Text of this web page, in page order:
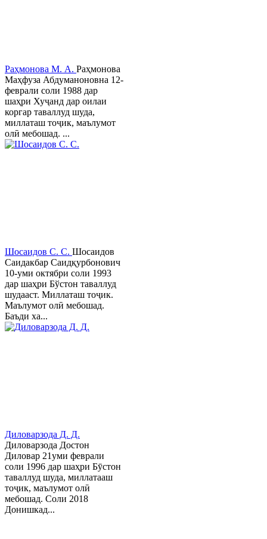
Раҳмонова М. А. Раҳмонова
Маҳфуза Абдуманоновна 12-
феврали соли 1988 дар
шаҳри Хуҷанд дар оилаи
коргар таваллуд шуда,
миллаташ тоҷик, маълумот
олӣ мебошад. ...
Шосаидов С. С. Шосаидов
Саидакбар Саидқурбонович
10-уми октябри соли 1993
дар шаҳри Бўстон таваллуд
шудааст. Миллаташ тоҷик.
Маълумот олӣ мебошад.
Баъди ха...
Диловарзода Д. Д.
Диловарзода Достон
Диловар 21уми феврали
соли 1996 дар шаҳри Бӯстон
таваллуд шуда, миллатааш
тоҷик, маълумот олӣ
мебошад. Соли 2018
Донишкад...